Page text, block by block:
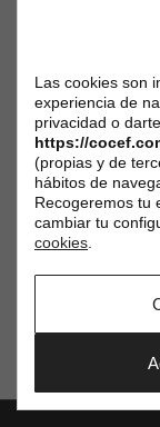
Para cualquier
disposición:
Las cookies son
experiencia de
privacidad o
https://
(propias y de
hábitos de
Recogeremos tu
cambiar tu
cookies.